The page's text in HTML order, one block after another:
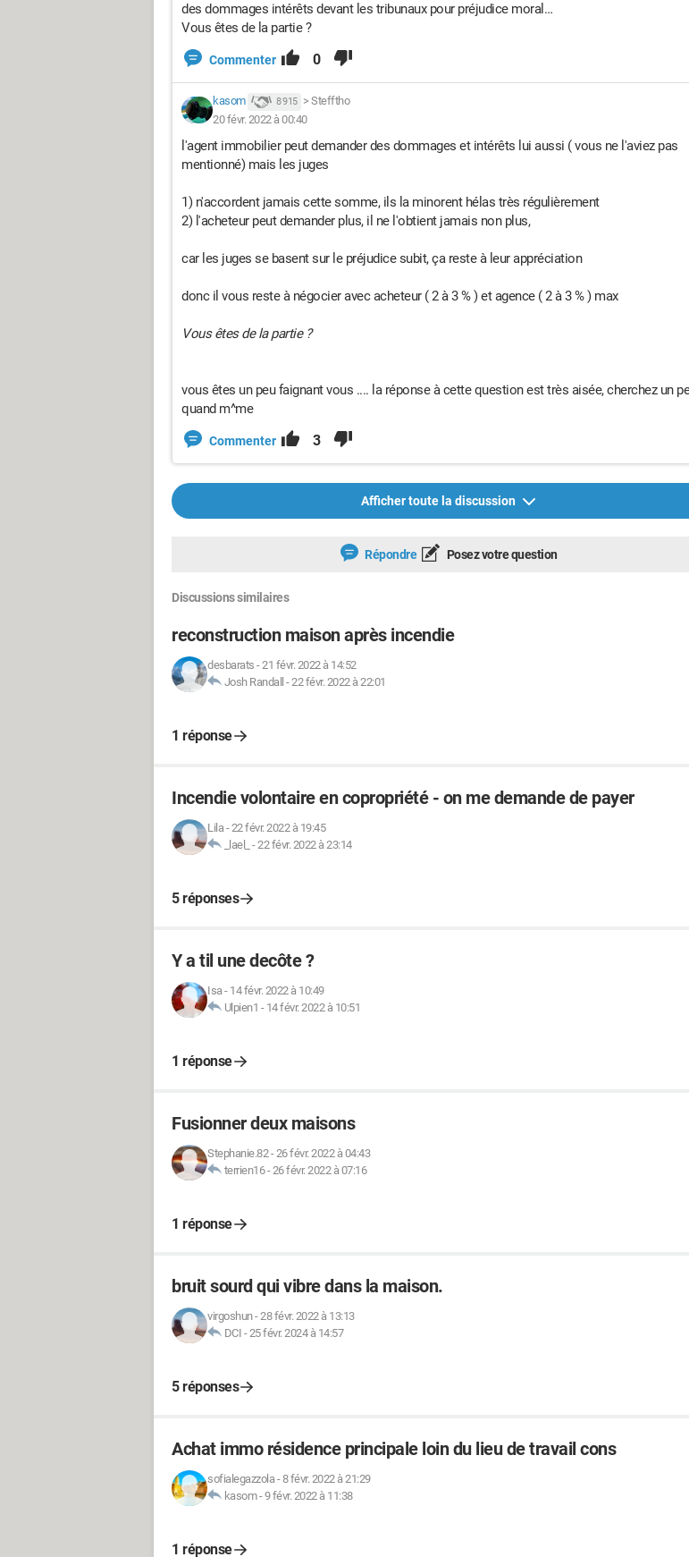
des dommages intérêts devant les tribunaux pour préjudice moral…
Vous êtes de la partie ?
Commenter 0
kasom 8 915 > Stefftho
20 févr. 2022 à 00:40
l'agent immobilier peut demander des dommages et intérêts lui aussi ( vous ne l'aviez pas
mentionné) mais les juges
1) n'accordent jamais cette somme, ils la minorent hélas très régulièrement
2) l'acheteur peut demander plus, il ne l'obtient jamais non plus,
car les juges se basent sur le préjudice subit, ça reste à leur appréciation
donc il vous reste à négocier avec acheteur ( 2 à 3 % ) et agence ( 2 à 3 % ) max
Vous êtes de la partie ?
vous êtes un peu faignant vous .... la réponse à cette question est très aisée, cherchez un
quand m^me
Commenter 3
Afficher toute la discussion
Répondre Posez votre question
Discussions similaires
reconstruction maison après incendie
desbarats -21 févr. 2022 à 14:52
Josh Randall -22 févr. 2022 à 22:01
1 réponse
Incendie volontaire en copropriété - on me demande de payer
Lila -22 févr. 2022 à 19:45
_lael_ -22 févr. 2022 à 23:14
5 réponses
Y a til une decôte ?
Isa - 14 févr. 2022 à 10:49
Ulpien1 - 14 févr. 2022 à 10:51
1 réponse
Fusionner deux maisons
Stephanie.82-26 févr. 2022 à 04:43
terrien16-26 févr. 2022 à 07:16
1 réponse
bruit sourd qui vibre dans la maison.
virgoshun-28 févr. 2022 à 13:13
DCI -25 févr. 2024 à 14:57
5 réponses
Achat immo résidence principale loin du lieu de travail cons
sofialegazzola -8 févr. 2022 à 21:29
kasom-9 févr. 2022 à 11:38
1 réponse